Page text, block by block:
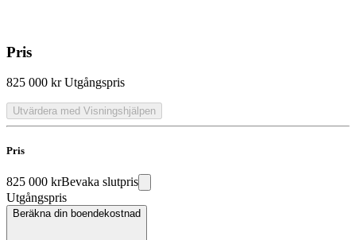
Pris
825 000 kr Utgångspris
Utvärdera med Visningshjälpen
Pris
825 000 krBevaka slutpris
Utgångspris
Beräkna din boendekostnad